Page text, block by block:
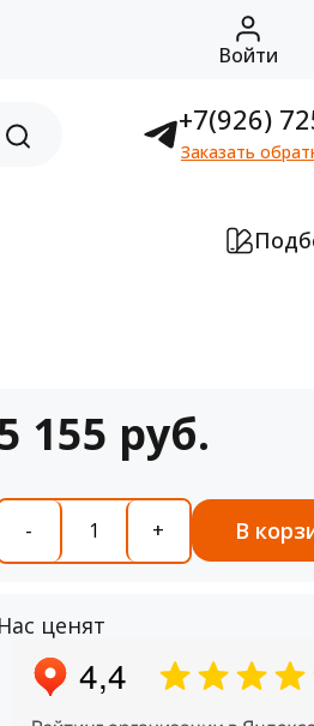
Войти
+7(926)
Заказать
155 руб.
- + В
Нас ценят